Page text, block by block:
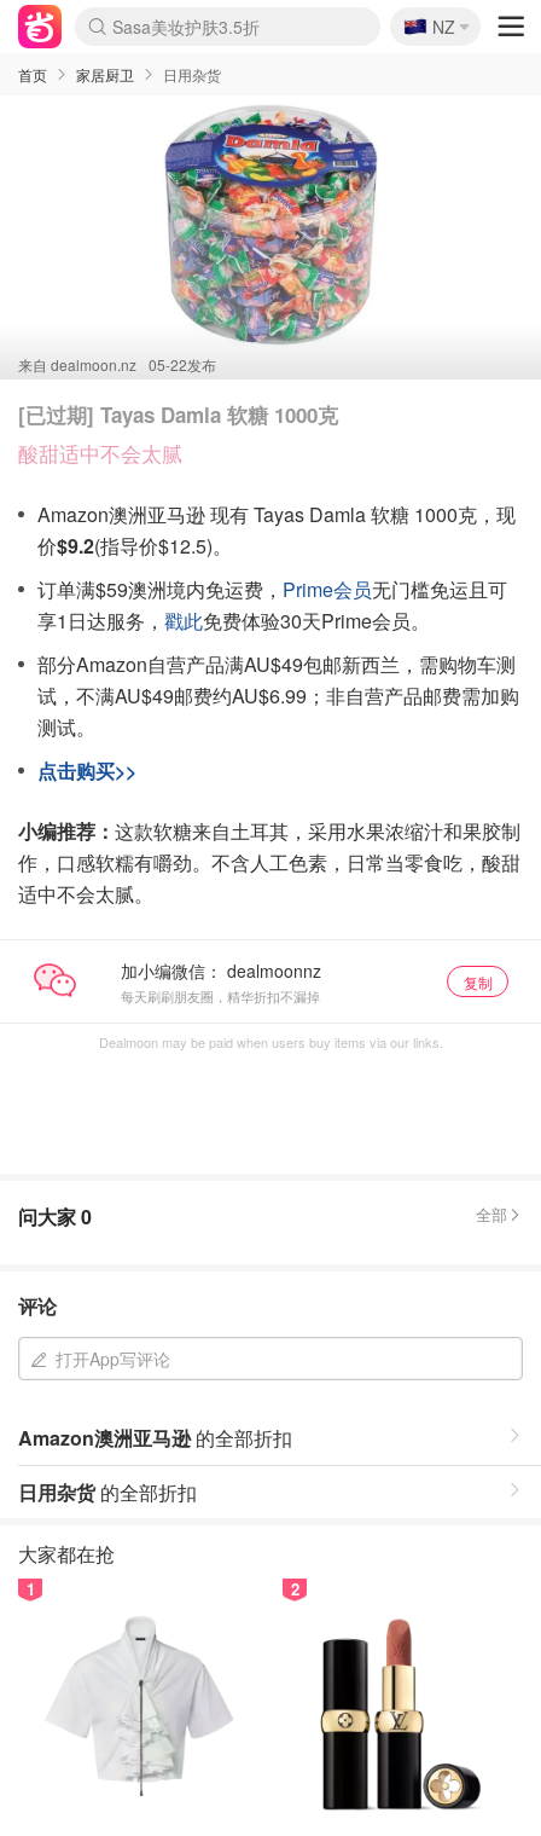
lululemon折扣上新
Sasa美妆护肤3.5折
SSENSE年中2.5折
FreshBeauty好价汇总
Cettire降价+叠9折
WWS Coles超市实拍
viagogo二手票捡漏
Myer超级周末
The Outnet奢牌1折起
David Jones 3折起
Flannels大牌1折
Perfumes Club护肤1折
AMIRO面罩$251
Amazon折扣汇总
eToro入金$200送$50
Amazon数码好物
ICONIC本周7.5折
ThedoubleF高奢地板价
Moose Knuckles 6折
丝芙兰5折起
EUFY摄像头$98
Selenichast首饰2折
Trip机票酒店促销
YSL送5件彩妆礼
Amazon家居好物
Amazon美妆护肤
雅漾大喷$8
过敏原检测盒$33
伊索独家赠50ml沐浴露
科颜氏高保湿面霜$29
SEALIFE海洋馆门票6折
丝塔芙大白罐$16
订阅Newsletter送香薰
Cult Beauty 6.8折
Harrods圣诞日历$525
LN-CC奢牌私促3折
d'Alba空姐喷雾$16
EVE LOM套装£56
Bernardelli独家4折
Adore Beauty 6折起
CT圣诞日历
Mytheresa奢品2.7折
Luxury Escapes 9折
Currentbody美容仪$881
MOON Garden Live
Roborock扫地机$649
Tingo Life水杯$24
Valentino官网5折
CR洗护套装$23
修丽可4件套$159
Myer彩妆2件7折
GANNI官网4.5折
Stylevana韩妆4折
Tessabit高奢8.5折
OGX洗发水$11
Amazon阿德莱德次日达
卡诗8.5折+赠礼
Philips Hue灯具8折
🇳🇿
NZ
首页 家居厨卫 日用杂货
来自 dealmoon.nz 05-22发布
[已过期] Tayas Damla 软糖 1000克
酸甜适中不会太腻
Amazon澳洲亚马逊 现有 Tayas Damla 软糖 1000克，现
价$9.2(指导价$12.5)。
订单满$59澳洲境内免运费， Prime会员无门槛免运且可
享1日达服务， 戳此免费体验30天Prime会员。
部分Amazon自营产品满AU$49包邮新西兰，需购物车测
试，不满AU$49邮费约AU$6.99；非自营产品邮费需加购
测试。
点击购买>>
小编推荐： 这款软糖来自土耳其，采用水果浓缩汁和果胶制
作，口感软糯有嚼劲。不含人工色素，日常当零食吃，酸甜
适中不会太腻。
加小编微信：
每天刷刷朋友圈，精华折扣不漏掉
复制
Dealmoon may be paid when users buy items via our links.
问大家0 全部
评论
打开App写评论
Amazon澳洲亚马逊的全部折扣
日用杂货的全部折扣
大家都在抢
1 2